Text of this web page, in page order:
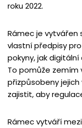
roku 2022.
Rámec je
vlastní předpisy
pokyny, jak
To pomůže
přizpůsobeny
zajistit, aby
Rámec vytváří